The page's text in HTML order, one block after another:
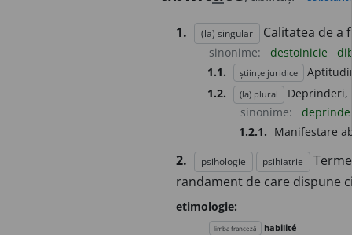
1. (la) singular Calitatea de a
sinonime: destoinicie
1.1.
științe juridice
1.2.
(la) plural
Deprinderi,
sinonime:
1.2.1. Manifestare
2. psihologie psihiatrie
randament de care dispune
etimologie:
limba franceză habilité